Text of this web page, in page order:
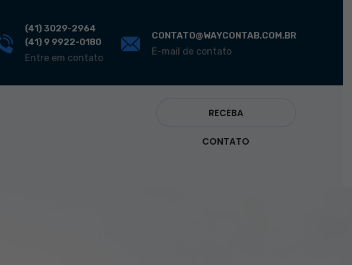
(41) 3029-2964
(41) 9 9922-0180
Entre em contato
CONTATO@WAYCONTAB.COM.BR
E-mail de contato
RECEBA
CONTATO